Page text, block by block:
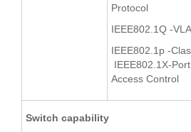
Protocol
IEEE802.1Q -
IEEE802.1p -
IEEE802.1X-
Access Control
Switch capability